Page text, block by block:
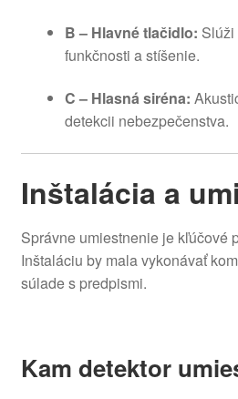
B – Hlavné tlačidlo: Slúži
funkčnosti a stíšenie.
C – Hlasná siréna:
detekcii nebezpečenstva.
Inštalácia a
Správne umiestnenie je kľúčové
Inštaláciu by mala vykonávať
súlade s predpismi.
Kam detektor